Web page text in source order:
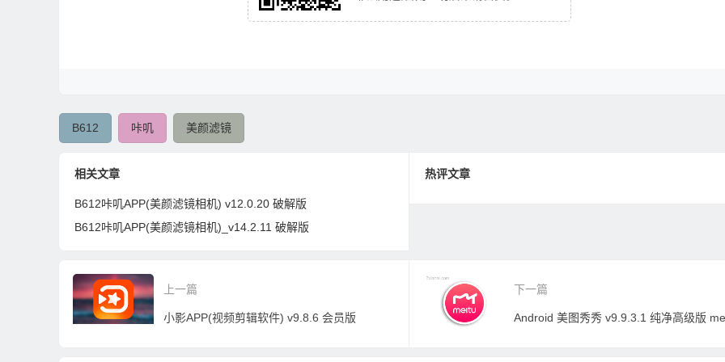
B612 咔叽 美颜滤镜
相关文章
B612咔叽APP(美颜滤镜相机) v12.0.20 破解版
B612咔叽APP(美颜滤镜相机)_v14.2.11 破解版
热评文章
上一篇
小影APP(视频剪辑软件) v9.8.6 会员版
下一篇